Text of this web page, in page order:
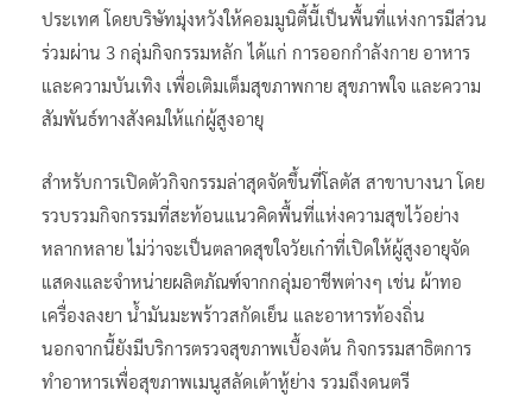
ประเทศ โดยบริษัทมุ่งหวังให้คอมมูนิตี้นี้เป็นพื้นที่แห่งการมีส่วน
ร่วมผ่าน 3 กลุ่มกิจกรรมหลัก ได้แก่ การออกกำลังกาย อาหาร
และความบันเทิง เพื่อเติมเต็มสุขภาพกาย สุขภาพใจ และความ
สัมพันธ์ทางสังคมให้แก่ผู้สูงอายุ
สำหรับการเปิดตัวกิจกรรมล่าสุดจัดขึ้นที่โลตัส สาขาบางนา โดย
รวบรวมกิจกรรมที่สะท้อนแนวคิดพื้นที่แห่งความสุขไว้อย่าง
หลากหลาย ไม่ว่าจะเป็นตลาดสุขใจวัยเก๋าที่เปิดให้ผู้สูงอายุจัด
แสดงและจำหน่ายผลิตภัณฑ์จากกลุ่มอาชีพต่างๆ เช่น ผ้าทอ
เครื่องลงยา น้ำมันมะพร้าวสกัดเย็น และอาหารท้องถิ่น
นอกจากนี้ยังมีบริการตรวจสุขภาพเบื้องต้น กิจกรรมสาธิตการ
ทำอาหารเพื่อสุขภาพเมนูสลัดเต้าหู้ย่าง รวมถึงดนตรี